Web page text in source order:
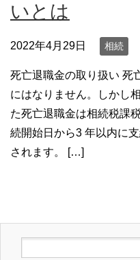
いとは
2022年4月29日 相続
死亡退職金の取り扱い 死
にはなりません。しかし
た死亡退職金は相続税課
続開始日から3 年以内に
されます。 […]